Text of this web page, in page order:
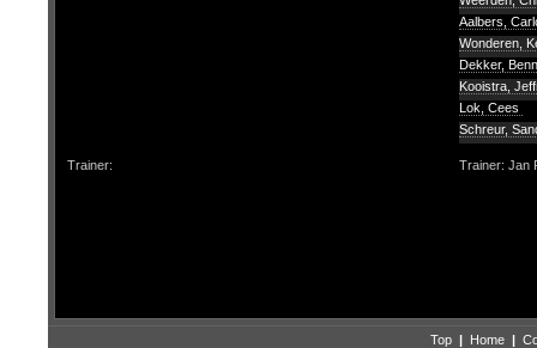
Aalbers,
Wonderen,
Dekker,
Kooistra,
Lok, Cees
Schreur,
Trainer: Trainer: Jan
Top | Home |